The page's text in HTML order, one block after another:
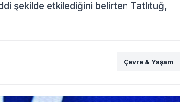
şekilde etkilediğini belirten Tatlıtuğ,
Çevre & Yaşam